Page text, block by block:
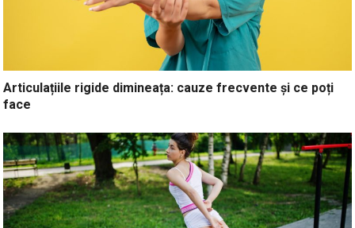
Articulațiile rigide dimineața: cauze frecvente și ce poți
face